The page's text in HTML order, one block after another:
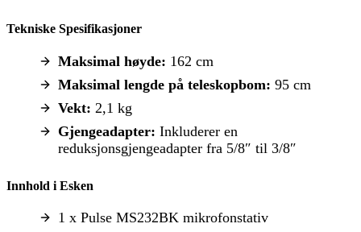
Tekniske Spesifikasjoner
Maksimal høyde: 162 cm
Maksimal lengde på teleskopbom: 95 cm
Vekt: 2,1 kg
Gjengeadapter: Inkluderer en
reduksjonsgjengeadapter fra 5/8″ til 3/8″
Innhold i Esken
1 x Pulse MS232BK mikrofonstativ